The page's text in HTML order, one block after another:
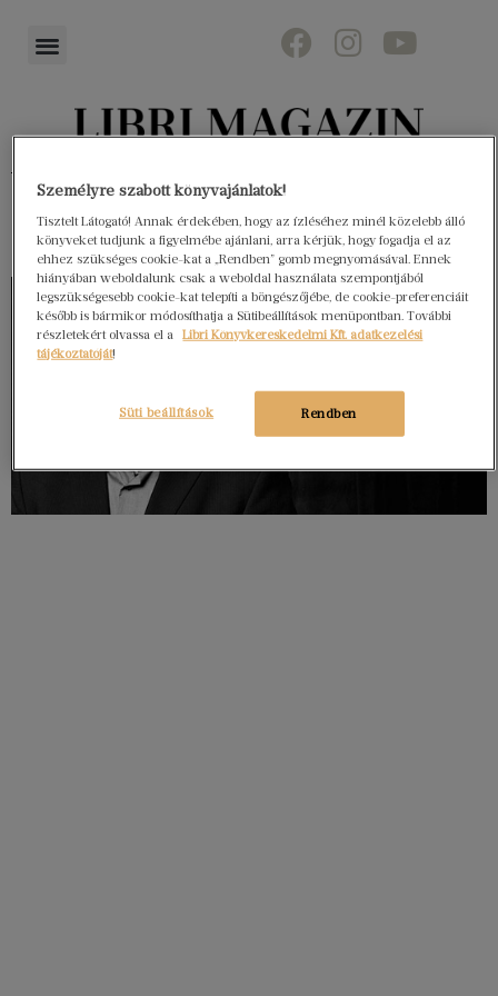
Személyre szabott könyvajánlatok!
Tisztelt Látogató! Annak érdekében, hogy az ízléséhez minél közelebb álló
könyveket tudjunk a figyelmébe ajánlani, arra kérjük, hogy fogadja el az
ehhez szükséges cookie-kat a „Rendben” gomb megnyomásával. Ennek
hiányában weboldalunk csak a weboldal használata szempontjából
legszükségesebb cookie-kat telepíti a böngészőjébe, de cookie-preferenciáit
később is bármikor módosíthatja a Sütibeállítások menüpontban. További
részletekért olvassa el a
Libri Könyvkereskedelmi Kft. adatkezelési
tájékoztatóját!
Rendben
Süti beállítások